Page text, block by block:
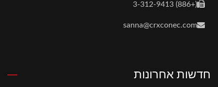
(+886) 3-312-9413
sanna@crxconec.com
חדשות אחרונות